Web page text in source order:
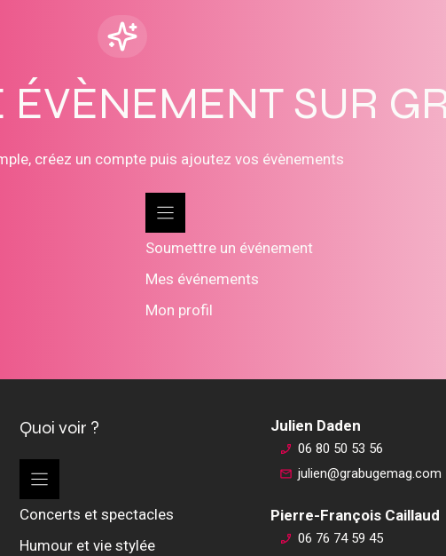
ÉVÈNEMENT SUR
créez un compte puis ajoutez vos évènements
Soumettre un événement
Mes événements
Mon profil
Quoi voir ?
Concerts et spectacles
Humour et vie stylée
Julien Daden
06 80 50 53 56
julien@grabugemag.com
Pierre-François Caillaud
06 76 74 59 45